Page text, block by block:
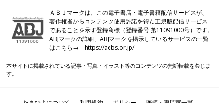
それで、連載の第一弾のタイトルは、「赤ちゃんが苦手だ」でし
た（笑）。「みんな、赤ちゃんはかわいいと言ってるけど、本当
ですか？」というところから、連載が始まりました。
んがかわいくてしょうがないという自分に（笑）。もう、1秒で
も長く一緒にいたいなという気持ちになっていました。当時は反
ＡＢＪマークは、この電子書店・電子書籍配信サービスが、
著作権者からコンテンツ使用許諾を得た正規版配信サービス
であることを示す登録商標（登録番号 第11091000号）です。
ABJマークの詳細、ABJマークを掲示しているサービスの一覧
はこちら→https://aebs.or.jp/
本サイトに掲載されている記事・写真・イラスト等のコンテンツの無断転載を禁じま
す。